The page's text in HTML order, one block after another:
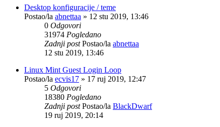
Desktop konfiguracije / teme
Postao/la abnettaa » 12 stu 2019, 13:46
0 Odgovori
31974 Pogledano
Zadnji postPostao/la abnettaa
12 stu 2019, 13:46
Linux Mint Guest Login Loop
Postao/la ecvis17 » 17 ruj 2019, 12:47
5 Odgovori
18380 Pogledano
Zadnji postPostao/la BlackDwarf
19 ruj 2019, 20:14